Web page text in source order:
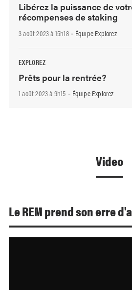
Libérez la puissance de
récompenses de staking
3 août 2023 à 15h18- Équipe Explorez
EXPLOREZ
Prêts pour la rentrée?
1 août 2023 à 9h15 - Équipe Explorez
Video
Le REM prend son erre